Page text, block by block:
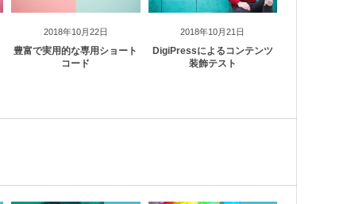
2018年10月22日
豊富で実用的な専用ショート
コード
2018年10月21日
DigiPressによるコンテンツ
装飾テスト